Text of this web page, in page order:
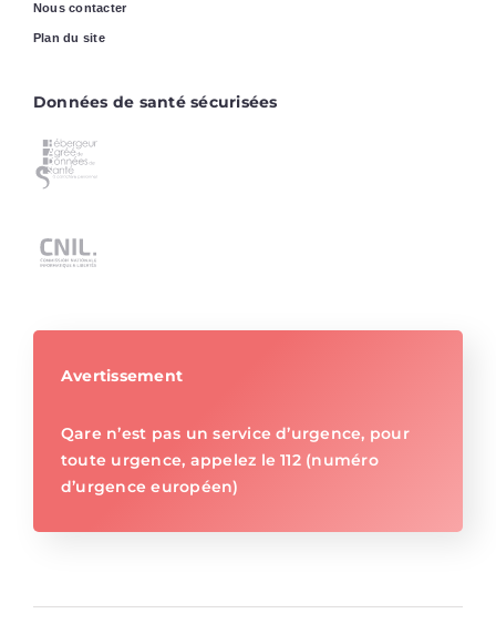
Nous contacter
Plan du site
Données de santé sécurisées
Avertissement
Qare n’est pas un service d’urgence, pour
toute urgence, appelez le 112 (numéro
d’urgence européen)